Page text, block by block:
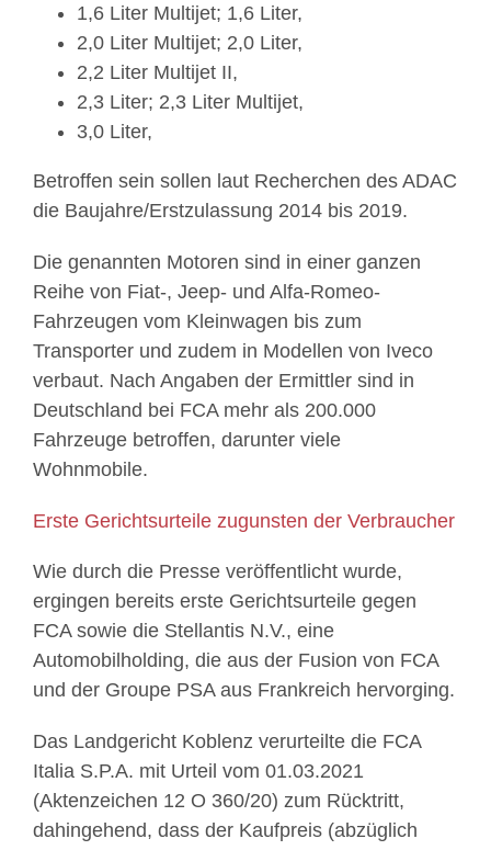
1,6 Liter Multijet; 1,6 Liter,
2,0 Liter Multijet; 2,0 Liter,
2,2 Liter Multijet II,
2,3 Liter; 2,3 Liter Multijet,
3,0 Liter,
Betroffen sein sollen laut Recherchen des ADAC
die Baujahre/Erstzulassung 2014 bis 2019.
Die genannten Motoren sind in einer ganzen
Reihe von Fiat-, Jeep- und Alfa-Romeo-
Fahrzeugen vom Kleinwagen bis zum
Transporter und zudem in Modellen von Iveco
verbaut. Nach Angaben der Ermittler sind in
Deutschland bei FCA mehr als 200.000
Fahrzeuge betroffen, darunter viele
Wohnmobile.
Erste Gerichtsurteile zugunsten der Verbraucher
Wie durch die Presse veröffentlicht wurde,
ergingen bereits erste Gerichtsurteile gegen
FCA sowie die Stellantis N.V., eine
Automobilholding, die aus der Fusion von FCA
und der Groupe PSA aus Frankreich hervorging.
Das Landgericht Koblenz verurteilte die FCA
Italia S.P.A. mit Urteil vom 01.03.2021
(Aktenzeichen 12 O 360/20) zum Rücktritt,
dahingehend, dass der Kaufpreis (abzüglich